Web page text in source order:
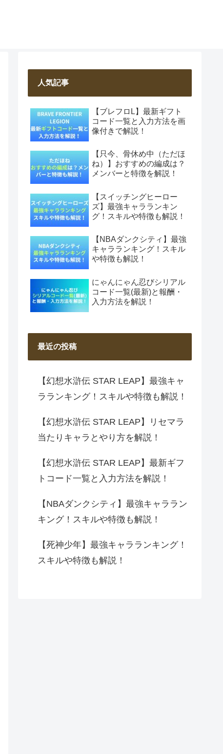
人気記事
【ブレフロL】最新ギフト
コード一覧と入力方法を画
像付きで解説！
【只今、骨休め中（ただほ
ね）】おすすめの編成は？
メンバーと特徴を解説！
【スイッチングヒーロー
ズ】最強キャラランキン
グ！スキルや特徴も解説！
【NBAダンクシティ】最強
キャラランキング！スキル
や特徴も解説！
にゃんにゃん忍びシリアル
コード一覧(最新)と報酬・
入力方法を解説！
最近の投稿
【幻想水滸伝 STAR LEAP】最強キャ
ラランキング！スキルや特徴も解説！
【幻想水滸伝 STAR LEAP】リセマラ
当たりキャラとやり方を解説！
【幻想水滸伝 STAR LEAP】最新ギフ
トコード一覧と入力方法を解説！
【NBAダンクシティ】最強キャララン
キング！スキルや特徴も解説！
【死神少年】最強キャラランキング！
スキルや特徴も解説！